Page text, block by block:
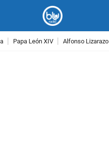
Papa León XIV Alfonso Lizarazo